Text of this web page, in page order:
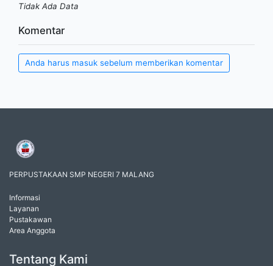
Tidak Ada Data
Komentar
Anda harus masuk sebelum memberikan komentar
PERPUSTAKAAN SMP NEGERI 7 MALANG
Informasi
Layanan
Pustakawan
Area Anggota
Tentang Kami